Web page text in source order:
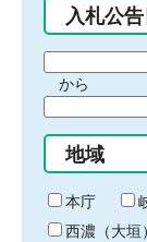
入札公告
間
始
り
から
間
終
わ
り
地域
本庁
西濃（大垣